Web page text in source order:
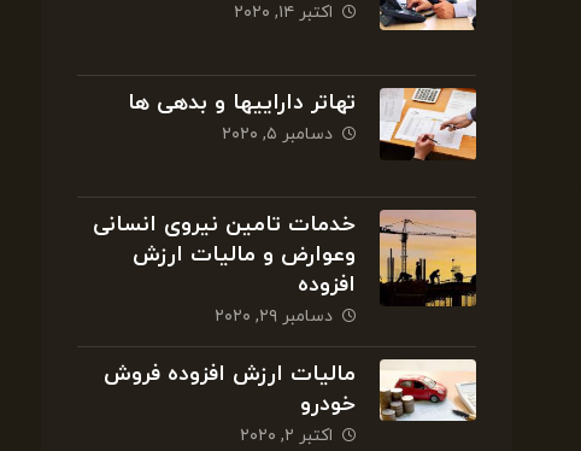
اکتبر ۱۴, ۲۰۲۰
تهاتر داراییها و بدهی ها
دسامبر ۵, ۲۰۲۰
خدمات تامین نیروی انسانی
وعوارض و مالیات ارزش
افزوده
دسامبر ۲۹, ۲۰۲۰
مالیات ارزش افزوده فروش
خودرو
اکتبر ۲, ۲۰۲۰